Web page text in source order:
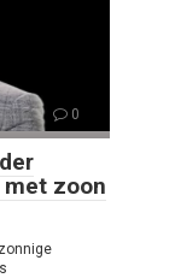
0
met zoon